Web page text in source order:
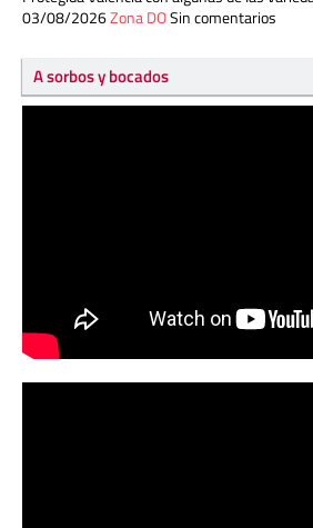
03/08/2026Zona DOSin comentarios
A sorbos y bocados